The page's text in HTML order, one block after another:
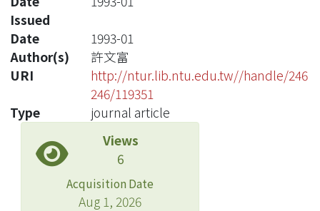
Issued
Date
1993-01
Author(s)
許文富
URI
http://ntur.lib.ntu.edu.tw//handle/246
246/119351
Type
journal article
Views
6
Acquisition Date
Aug 1, 2026